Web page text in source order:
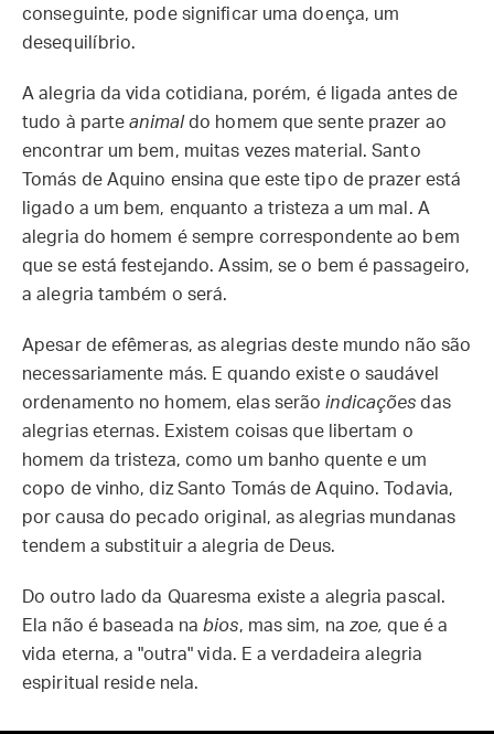
conseguinte, pode significar uma doença, um
desequilíbrio.
A alegria da vida cotidiana, porém, é ligada antes de
tudo à parteanimaldo homem que sente prazer ao
encontrar um bem, muitas vezes material. Santo
Tomás de Aquino ensina que este tipo de prazer está
ligado a um bem, enquanto a tristeza a um mal. A
alegria do homem é sempre correspondente ao bem
que se está festejando. Assim, se o bem é passageiro,
a alegria também o será.
Apesar de efêmeras, as alegrias deste mundo não são
necessariamente más. E quando existe o saudável
ordenamento no homem, elas serãoindicaçõesdas
alegrias eternas. Existem coisas que libertam o
homem da tristeza, como um banho quente e um
copo de vinho, diz Santo Tomás de Aquino. Todavia,
por causa do pecado original, as alegrias mundanas
tendem a substituir a alegria de Deus.
Do outro lado da Quaresma existe a alegria pascal.
Ela não é baseada nabios, mas sim, na zoe, que é a
vida eterna, a "outra" vida. E a verdadeira alegria
espiritual reside nela.